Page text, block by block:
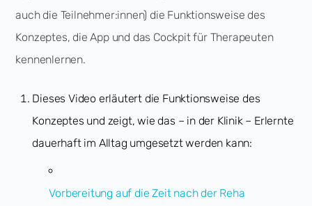
auch die Teilnehmer:innen) die Funktionsweise des
Konzeptes, die App und das Cockpit für Therapeuten
kennenlernen.
Dieses Video erläutert die Funktionsweise des
Konzeptes und zeigt, wie das – in der Klinik – Erlernte
dauerhaft im Alltag umgesetzt werden kann:
Vorbereitung auf die Zeit nach der Reha